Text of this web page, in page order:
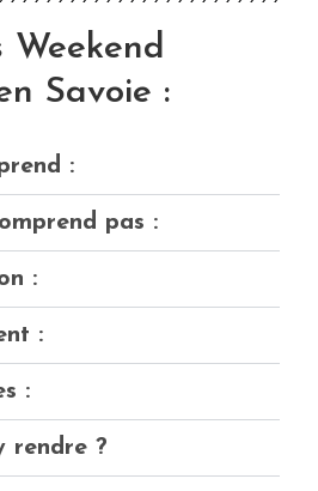
Weekend
Savoie :
:
pas :
:
:
:
rendre ?